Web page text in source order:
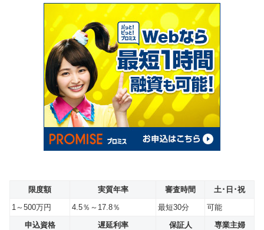
限度額 実質年率 審査時間
土･日･祝
1～500万円
4.5％～17.8％ 最短30分
可能
申込資格
遅延利率 保証人 専業主婦